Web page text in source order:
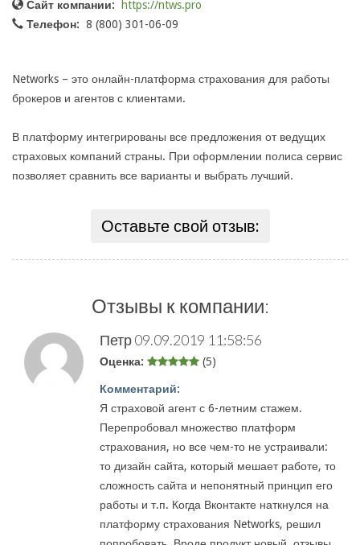
Сайт компании:
https://ntws.pro
Телефон: 8 (800) 301-06-09
Networks – это онлайн-платформа страхования для работы
брокеров и агентов с клиентами.
В платформу интегрированы все предложения от ведущих
страховых компаний страны. При оформлении полиса сервис
позволяет сравнить все варианты и выбрать лучший.
Оставьте свой отзыв:
Отзывы к компании:
Петр09.09.2019 11:58:56
Оценка: (5)
Комментарий:
Я страховой агент с 6-летним стажем.
Перепробовал множество платформ
страхования, но все чем-то не устраивали:
то дизайн сайта, который мешает работе, то
сложность сайта и непонятный принцип его
работы и т.п. Когда Вконтакте наткнулся на
платформу страхования Networks, решил